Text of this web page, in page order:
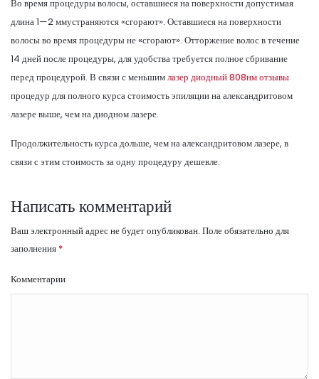
Во время процедуры волосы, оставшиеся на поверхности допустимая
длина 1—2 ммустраняются «сгорают». Оставшиеся на поверхности
волосы во время процедуры не «сгорают». Отторжение волос в течение
14 дней после процедуры, для удобства требуется полное сбривание
перед процедурой. В связи с меньшимлазер диодный 808нм отзывы
процедур для полного курса стоимость эпиляции на александритовом
лазере выше, чем на диодном лазере.
Продолжительность курса дольше, чем на александритовом лазере, в
связи с этим стоимость за одну процедуру дешевле.
Написать комментарий
Ваш электронный адрес не будет опубликован. Поле обязательно для
заполнения *
Комментарии